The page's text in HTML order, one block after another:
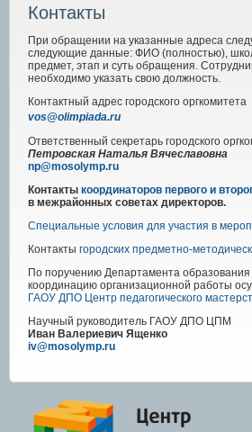
Контакты
При обращении на указанные адреса
следующие данные: ФИО (полностью),
предмет, этап и суть обращения.
необходимо указать свою должность.
Контактный адрес городского оргкомитета
vos@olimpiada.ru
Ответственный секретарь городского
Петровская Наталья Вячеславовна
np@mosolymp.ru
Контакты координаторов первого и
в межрайонных советах директоров.
Специальные условия для участия в
Контакты городских предметно-
По поручению Департамента образования
координацию организационной работы
ГАОУ ДПО Центр педагогического
Научный руководитель ГАОУ ДПО ЦПМ
Иван Валериевич Ященко
iv@mosolymp.ru